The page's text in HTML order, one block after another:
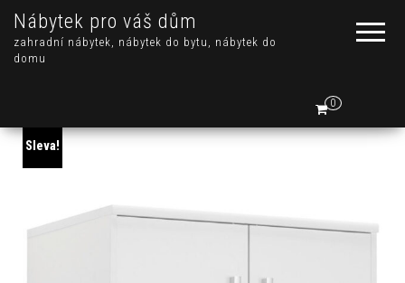
Nábytek pro váš dům
zahradní nábytek, nábytek do bytu, nábytek do
domu
0
Sleva!